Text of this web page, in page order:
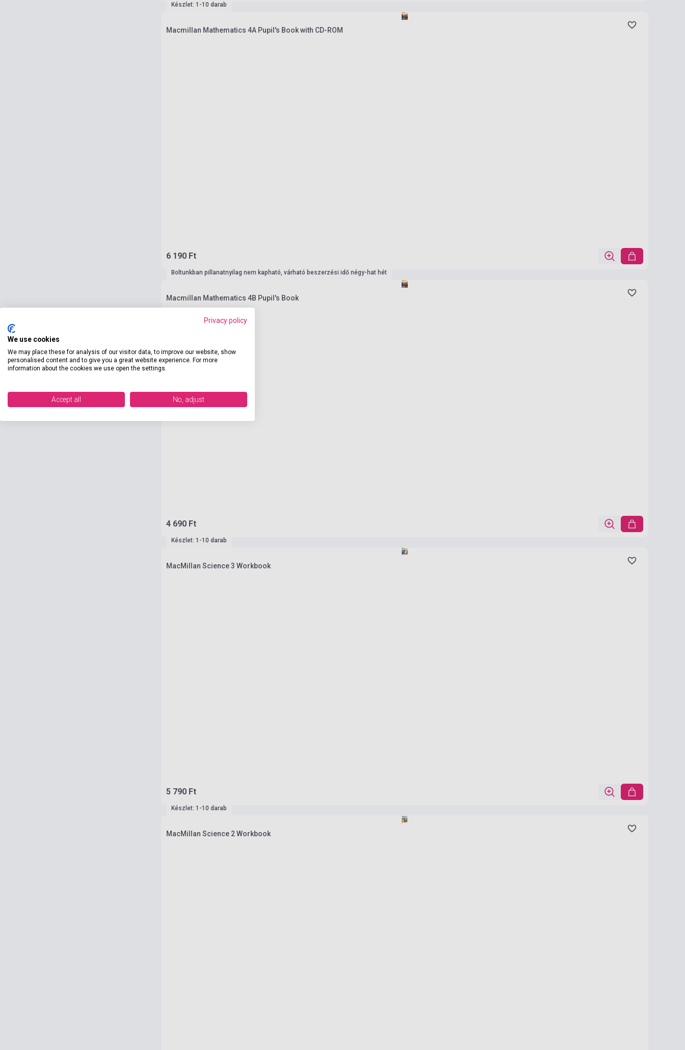
Készlet: 1-10 darab
Macmillan Mathematics 4A Pupil's Book with CD-ROM
6 190 Ft
Boltunkban pillanatnyilag nem kapható, várható beszerzési idő négy-hat hét
Macmillan Mathematics 4B Pupil's Book
4 690 Ft
Készlet: 1-10 darab
MacMillan Science 3 Workbook
5 790 Ft
Készlet: 1-10 darab
MacMillan Science 2 Workbook
Privacy policy
We use cookies
We may place these for analysis of our visitor data, to improve our website, show
personalised content and to give you a great website experience. For more
information about the cookies we use open the settings.
Accept all No, adjust